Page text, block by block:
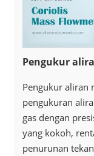
Pengukur
Pengukur aliran
pengukuran
gas dengan
yang kokoh,
penurunan